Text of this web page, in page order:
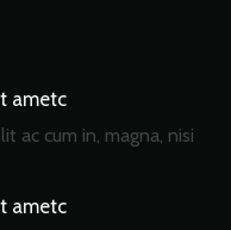
ametc
ac cum in, magna, nisi
ametc